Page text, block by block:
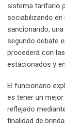
sistema tarifario
sociabilizando
sancionando,
segundo debate
procederá con
estacionados y
El funcionario
es tener un
reflejado
finalidad de